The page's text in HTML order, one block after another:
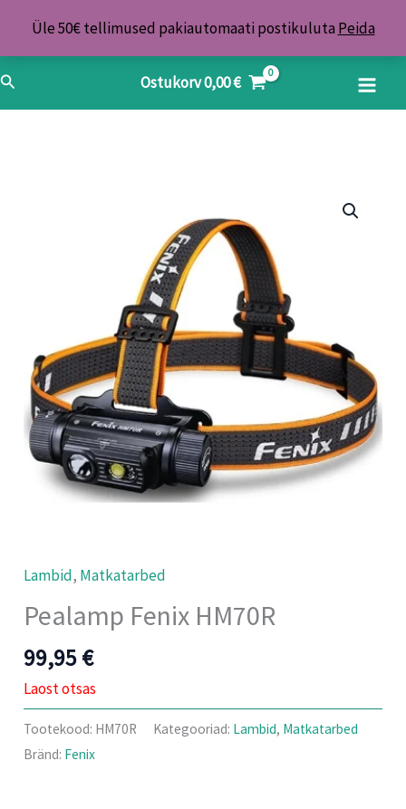
Üle 50€ tellimused pakiautomaati postikuluta Peida
content
Search Ostukorv0,00€
Lambid, Matkatarbed
Pealamp Fenix HM70R
99,95€
Laost otsas
Tootekood: HM70R Kategooriad: Lambid, Matkatarbed
Bränd: Fenix